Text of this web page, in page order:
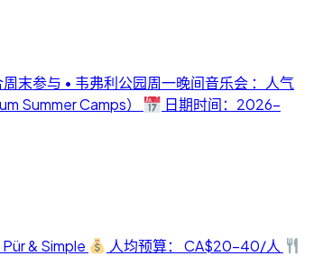
末参与 • 韦弗利公园周一晚间音乐会 ：人气
Summer Camps）
日期时间：2026-
& Simple
人均预算： CA$20-40/人